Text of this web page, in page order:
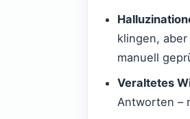
klingen,
manuell
Veraltetes
Antworten –